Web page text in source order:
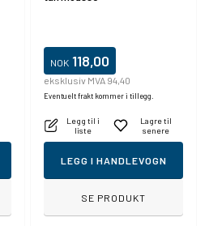
NOK 118,00
eksklusiv MVA 94,40
Eventuelt frakt kommer i tillegg.
Legg til i
liste
Lagre til
senere
LEGG I HANDLEVOGN
SE PRODUKT